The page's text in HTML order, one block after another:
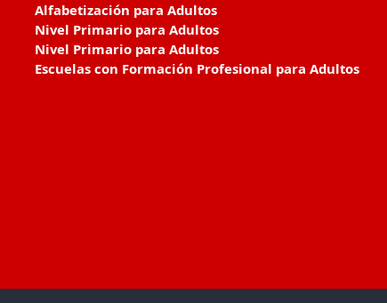
Alfabetización para Adultos
Nivel Primario para Adultos
Nivel Primario para Adultos
Escuelas con Formación Profesional para Adultos